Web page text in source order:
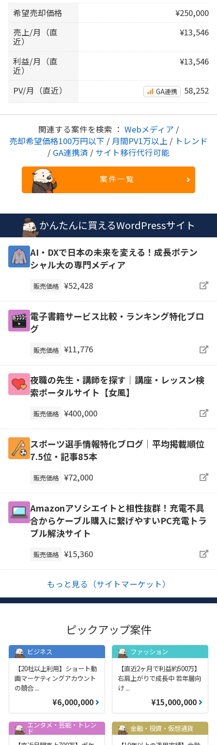
希望売却価格
¥250,000
売上/月（直
近）
¥13,546
利益/月（直
近）
¥13,546
PV/月（直近） GA連携 58,252
関連する案件を検索 ： Webメディア /
売却希望価格100万円以下 / 月間PV1万以上 / トレンド
/ GA連携済 / サイト移行代行可能
案件一覧
かんたんに買えるWordPressサイト
AI・DXで日本の未来を変える！成長ポテン
シャル大の専門メディア
販売価格 ¥52,428
電子書籍サービス比較・ランキング特化ブロ
グ
販売価格 ¥11,776
夜職の先生・講師を探す｜講座・レッスン検
索ポータルサイト【女風】
販売価格 ¥400,000
スポーツ選手情報特化ブログ｜平均掲載順位
7.5位・記事85本
販売価格 ¥72,000
Amazonアソシエイトと相性抜群！充電不具
合からケーブル購入に繋げやすいPC充電トラ
ブル解決サイト
販売価格 ¥15,360
もっと見る（サイトマーケット）
ピックアップ案件
ビジネス
【20社以上利用】ショート動
画マーケティングアカウント
の競合...
¥6,000,000
ファッション
【直近2ヶ月で利益約500万】
右肩上がりで成長中 若年層向
け...
¥15,000,000
エンタメ・芸能・トレン
ド
金融・投資・仮想通貨